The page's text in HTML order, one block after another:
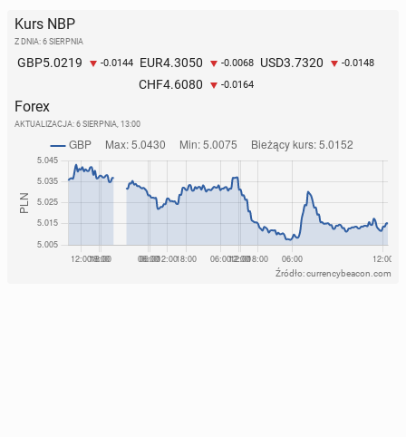
Kurs NBP
Z DNIA: 6 SIERPNIA
GBP5.0219 -0.0144 EUR4.3050 -0.0068 USD3.7320 -0.0148
CHF4.6080 -0.0164
Forex
AKTUALIZACJA: 6 SIERPNIA, 13:00
Źródło: currencybeacon.com